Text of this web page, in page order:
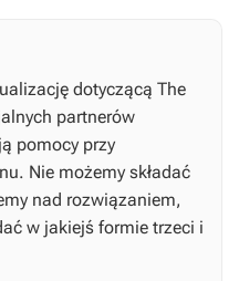
dotyczącą The
partnerów
pomocy przy
Nie możemy składać
nad rozwiązaniem,
w jakiejś formie trzeci i